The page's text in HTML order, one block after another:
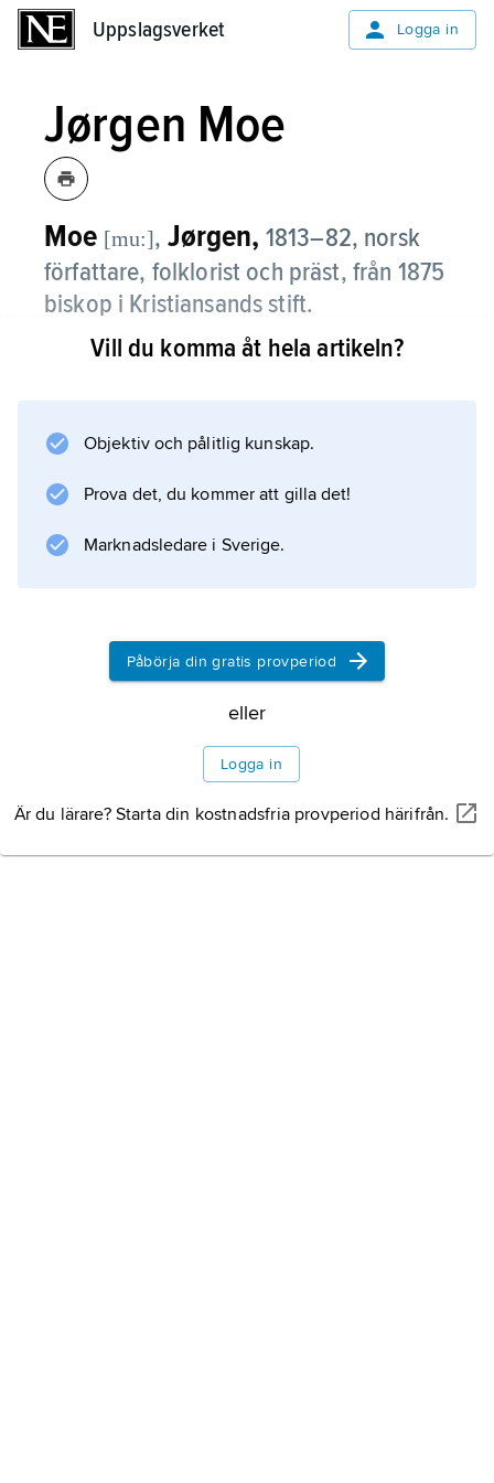
Uppslagsverket Logga in
Jørgen Moe
Moe [mu:], Jørgen, 1813–82, norsk
författare, folklorist och präst, från 1875
biskop i Kristiansands stift.
Tillsammans med P.C. Asbjørnsen insamlade
(1841–44), som fick stor betydelse för det
den utökade andra upplagan 1852 var ett
försök att karakterisera den norska folksagans
särart.
Information om artikeln
Vill du komma åt hela artikeln?
Objektiv och pålitlig kunskap.
Prova det, du kommer att gilla det!
Marknadsledare i Sverige.
Påbörja din gratis provperiod
eller
Logga in
Är du lärare? Starta din kostnadsfria provperiod härifrån.